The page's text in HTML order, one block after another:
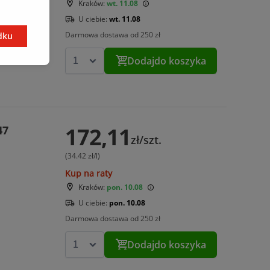
Kraków: wt. 11.08
U ciebie: wt. 11.08
Darmowa dostawa od 250 zł
Dodajdo koszyka
172,11 zł/szt.
(34.42 zł/l)
Kup na raty
Kraków: pon. 10.08
U ciebie: pon. 10.08
Darmowa dostawa od 250 zł
Dodajdo koszyka